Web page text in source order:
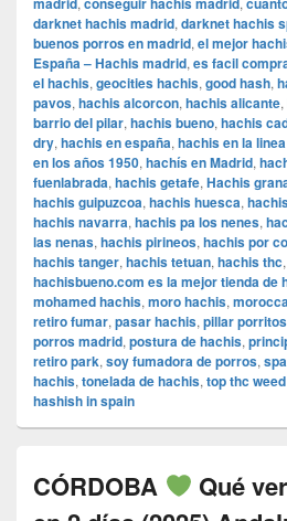
darknet hachis madrid, darknet hachis
buenos porros en madrid, el mejor
España – Hachis madrid, es facil
el hachis, geocities hachis, good hash,
pavos, hachis alcorcon, hachis alicante,
barrio del pilar, hachis bueno, hachis
dry, hachis en españa, hachis en la
en los años 1950, hachís en Madrid,
fuenlabrada, hachis getafe, Hachis
hachis guipuzcoa, hachis huesca,
hachis navarra, hachis pa los nenes,
las nenas, hachis pirineos, hachis por
hachis tanger, hachis tetuan, hachis thc,
hachisbueno.com es la mejor tienda de
mohamed hachis, moro hachis,
retiro fumar, pasar hachis, pillar
porros madrid, postura de hachis,
retiro park, soy fumadora de porros,
hachis, tonelada de hachis, top thc
hashish in spain
CÓRDOBA
Qué